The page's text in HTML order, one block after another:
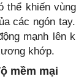
thể khiến
các ngón
mạnh lên
khớp.
mềm mại